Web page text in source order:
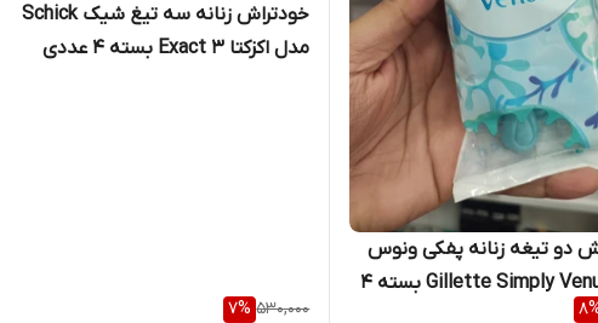
دو تیغه زنانه پفکی ونوس
ژیلت Gillette Simply Venus بسته ۴
8
خودتراش زنانه سه تیغ شیک Schick
مدل اکزکتا ۳ Exact بسته 4 عددی
530,000
7%